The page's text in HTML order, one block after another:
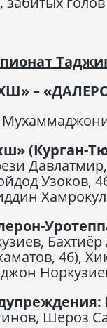
–
(Курган-
Узоков,
46),
Шероз